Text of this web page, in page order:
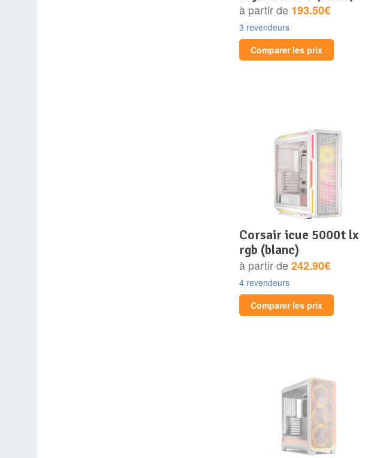
à partir de 193.50€
3 revendeurs
Comparer les prix
corsair icue 5000t lx
rgb (blanc)
à partir de242.90€
4 revendeurs
Comparer les prix